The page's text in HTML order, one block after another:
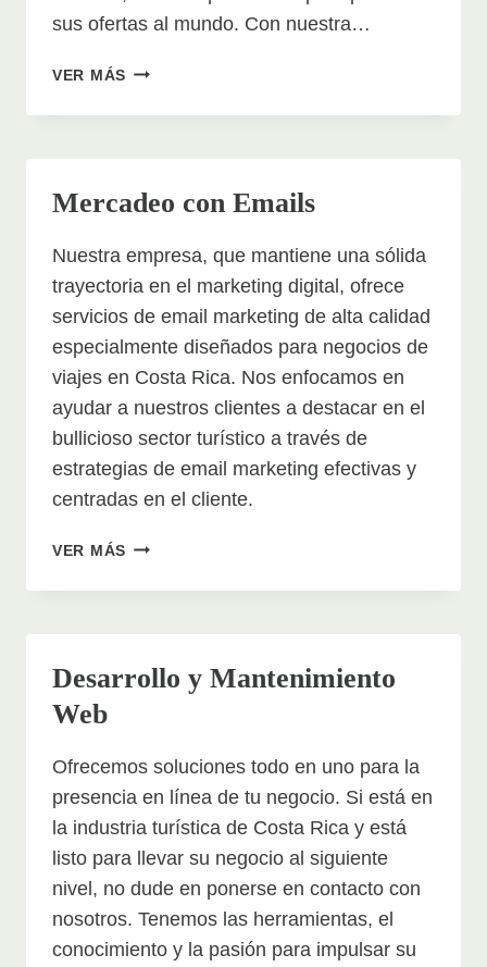
sus ofertas al mundo. Con nuestra…
VER MÁS MERCADEO
REDES
HOTELES
VACACIONALES
Mercadeo con Emails
Nuestra empresa, que mantiene una sólida
trayectoria en el marketing digital, ofrece
servicios de email marketing de alta calidad
especialmente diseñados para negocios de
viajes en Costa Rica. Nos enfocamos en
ayudar a nuestros clientes a destacar en el
bullicioso sector turístico a través de
estrategias de email marketing efectivas y
centradas en el cliente.
VER MÁS MERCADEO
EMAILS
Desarrollo y Mantenimiento
Web
Ofrecemos soluciones todo en uno para la
presencia en línea de tu negocio. Si está en
la industria turística de Costa Rica y está
listo para llevar su negocio al siguiente
nivel, no dude en ponerse en contacto con
nosotros. Tenemos las herramientas, el
conocimiento y la pasión para impulsar su